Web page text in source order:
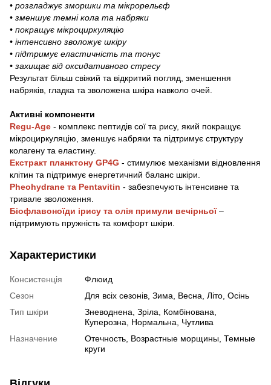
• розгладжує зморшки та мікрорельєф
• зменшує темні кола та набряки
• покращує мікроциркуляцію
• інтенсивно зволожує шкіру
• підтримує еластичність та тонус
• захищає від оксидативного стресу
Результат більш свіжий та відкритий погляд, зменшення
набряків, гладка та зволожена шкіра навколо очей.
Активні компоненти
Regu-Age - комплекс пептидів сої та рису, який покращує
мікроциркуляцію, зменшує набряки та підтримує структуру
колагену та еластину.
Екстракт планктону GP4G - стимулює механізми відновлення
клітин та підтримує енергетичний баланс шкіри.
Pheohydrane та Pentavitin - забезпечують інтенсивне та
тривале зволоження.
Біофлавоноїди ірису та олія примули вечірньої–
підтримують пружність та комфорт шкіри.
Характеристики
Консистенція
Флюид
Сезон
Для всіх сезонів, Зима, Весна, Літо, Осінь
Тип шкіри
Зневоднена, Зріла, Комбінована,
Куперозна, Нормальна, Чутлива
Назначение
Отечность, Возрастные морщины, Темные
круги